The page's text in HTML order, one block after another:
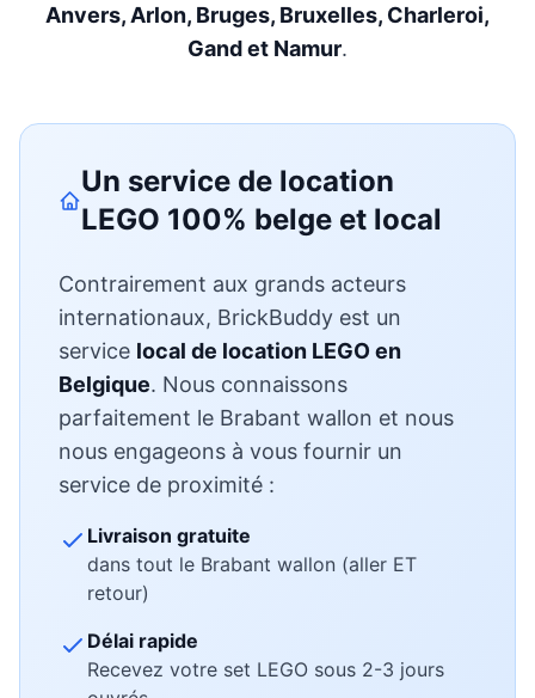
Anvers, Arlon, Bruges, Bruxelles, Charleroi,
Gand et Namur.
Un service de location
LEGO 100% belge et local
Contrairement aux grands acteurs
internationaux, BrickBuddy est un
service local de location LEGO en
Belgique. Nous connaissons
parfaitement le Brabant wallon et nous
nous engageons à vous fournir un
service de proximité :
Livraison gratuite
dans tout le Brabant wallon (aller ET
retour)
Délai rapide
Recevez votre set LEGO sous 2-3 jours